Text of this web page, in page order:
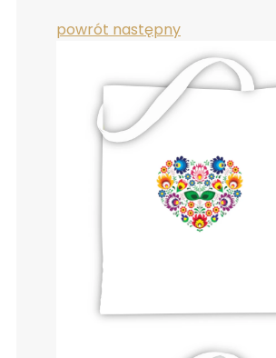
powrót następny